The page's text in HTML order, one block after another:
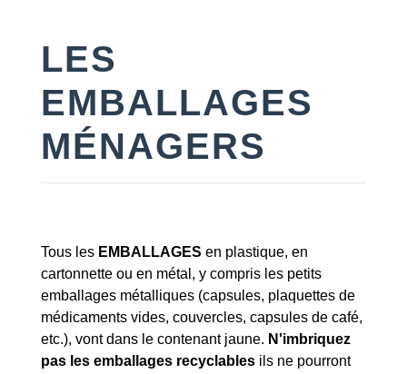
LES
EMBALLAGES
MÉNAGERS
Tous les EMBALLAGES en plastique, en
cartonnette ou en métal, y compris les petits
emballages métalliques (capsules, plaquettes de
médicaments vides, couvercles, capsules de café,
etc.), vont dans le contenant jaune. N'imbriquez
pas les emballages recyclables ils ne pourront